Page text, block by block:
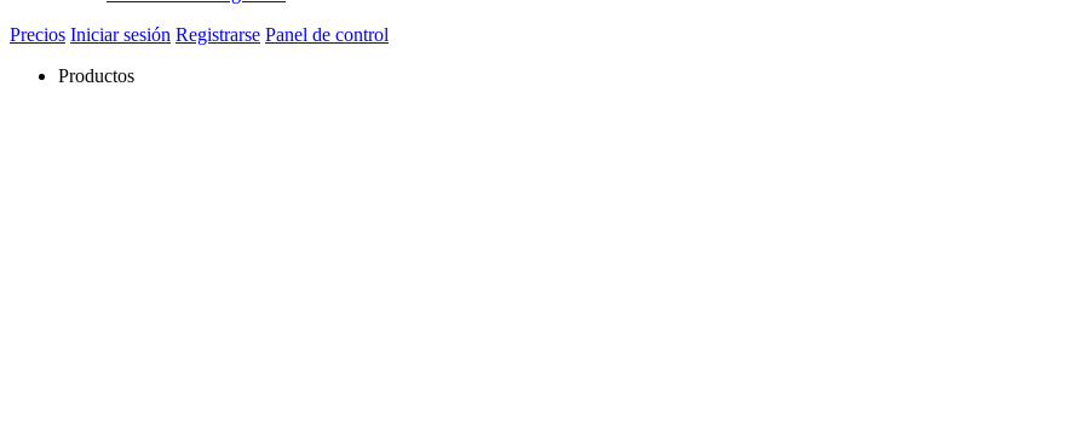
Precios Iniciar sesión Registrarse Panel de control
Productos